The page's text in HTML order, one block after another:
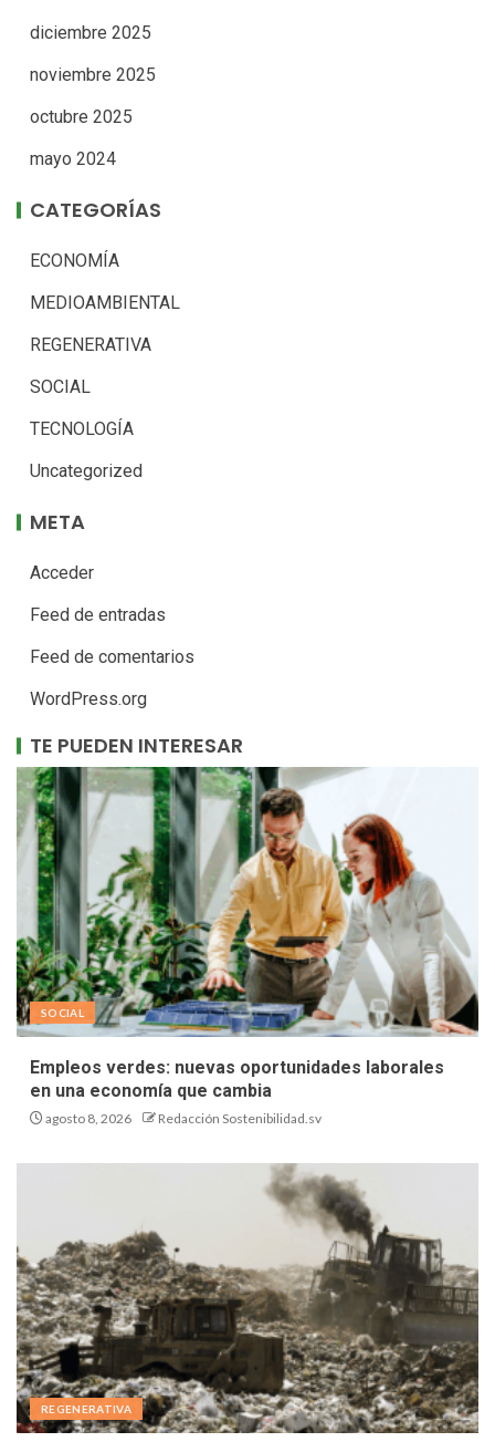
diciembre 2025
noviembre 2025
octubre 2025
mayo 2024
CATEGORÍAS
ECONOMÍA
MEDIOAMBIENTAL
REGENERATIVA
SOCIAL
TECNOLOGÍA
Uncategorized
META
Acceder
Feed de entradas
Feed de comentarios
WordPress.org
TE PUEDEN INTERESAR
SOCIAL
Empleos verdes: nuevas oportunidades laborales
en una economía que cambia
agosto 8, 2026 Redacción Sostenibilidad.sv
REGENERATIVA